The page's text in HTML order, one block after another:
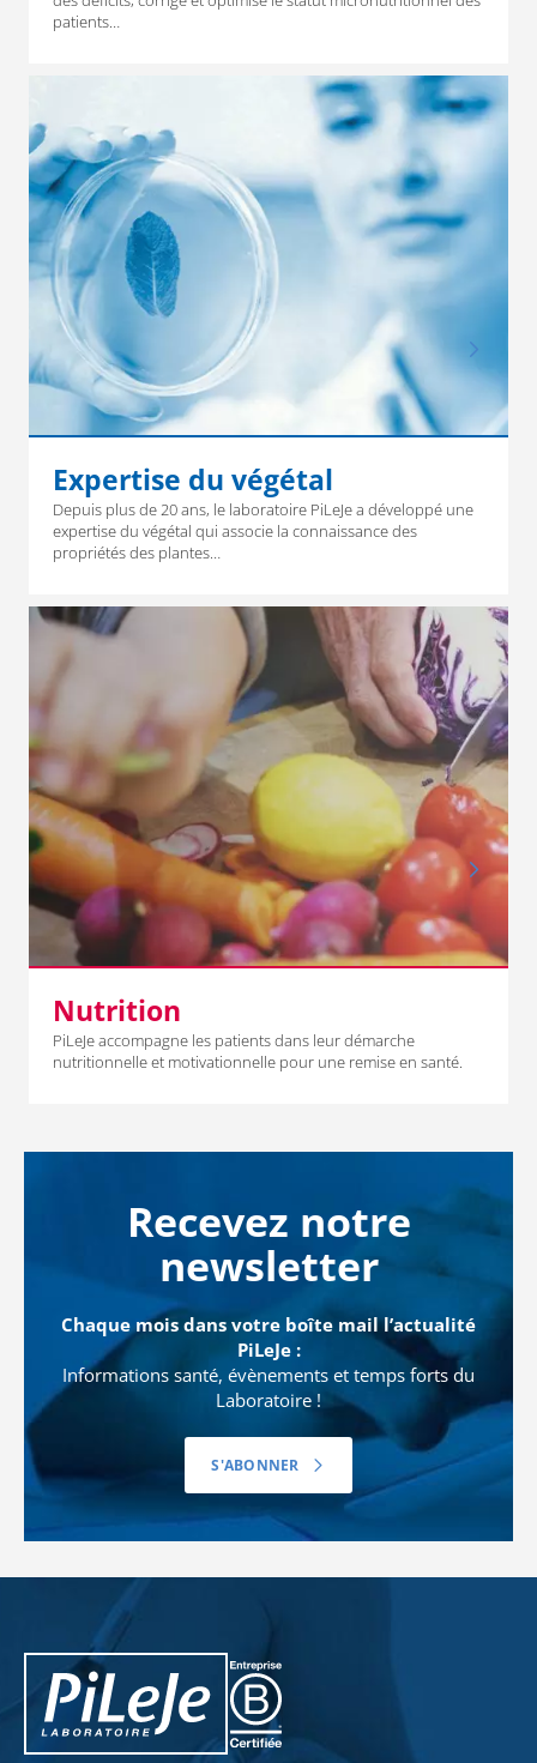
patients…
Expertise du végétal
Depuis plus de 20 ans, le laboratoire PiLeJe a développé une
expertise du végétal qui associe la connaissance des
propriétés des plantes…
Nutrition
PiLeJe accompagne les patients dans leur démarche
nutritionnelle et motivationnelle pour une remise en santé.
Recevez notre
newsletter
Chaque mois dans votre boîte mail l’actualité
PiLeJe :
Informations santé, évènements et temps forts du
Laboratoire !
S'ABONNER
PiLeJe : informations complémentaires